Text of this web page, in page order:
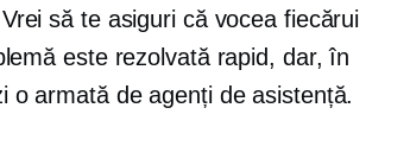
să te asiguri că vocea fiecărui
este rezolvată rapid, dar, în
o armată de agenți de asistență.